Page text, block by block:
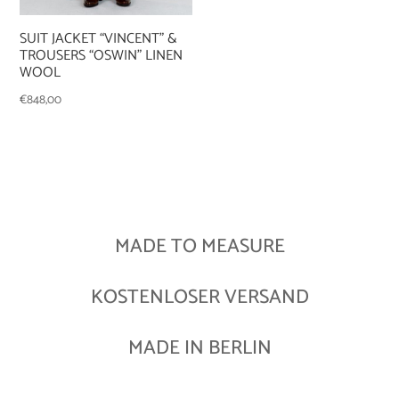
SUIT JACKET “VINCENT” &
TROUSERS “OSWIN” LINEN
WOOL
€848,00
MADE TO MEASURE
KOSTENLOSER VERSAND
MADE IN BERLIN